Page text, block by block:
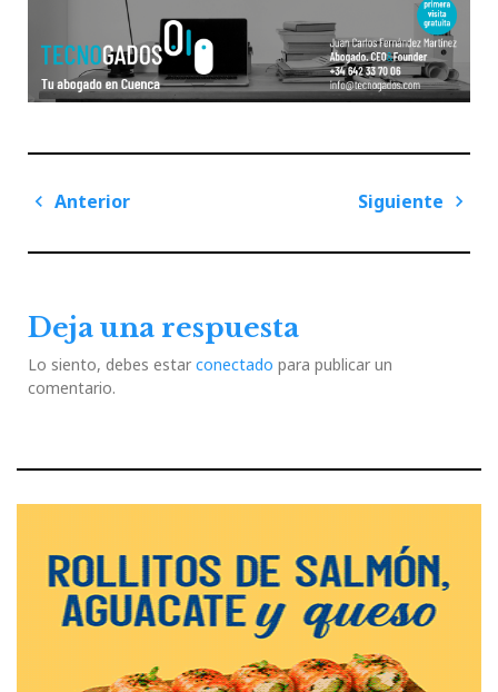
Navegación
entradas
Anterior
Siguiente
Deja una respuesta
Lo siento, debes estar conectado para publicar un
comentario.